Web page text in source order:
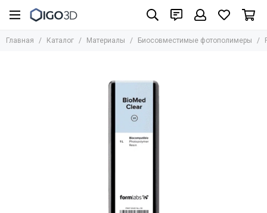
Материалы
Инженерные материалы для SLA/LCD/DLP
Главная Каталог Материалы Биосовместимые фотополимеры